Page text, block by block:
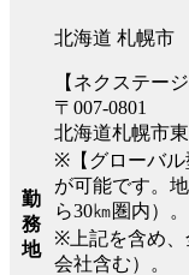
勤
務
地
北海道 札幌市
【ネクステー
〒007-0801
北海道札幌市
※【グローバル
が可能です。
ら30㎞圏内）。
※上記を含め、
会社含む）。